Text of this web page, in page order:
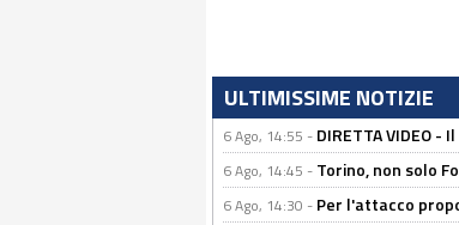
ULTIMISSIME NOTIZIE
6 Ago, 14:55 - DIRETTA VIDEO
6 Ago, 14:45 - Torino, non solo
6 Ago, 14:30 - Per l'attacco